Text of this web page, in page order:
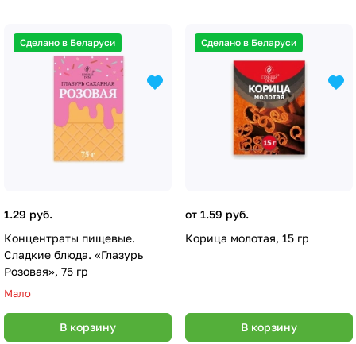
Сделано в Беларуси
1.29 руб.
Концентраты пищевые.
Сладкие блюда. «Глазурь
Розовая», 75 гр
Мало
В корзину
Сделано в Беларуси
от 1.59 руб.
Корица молотая, 15 гр
В корзину